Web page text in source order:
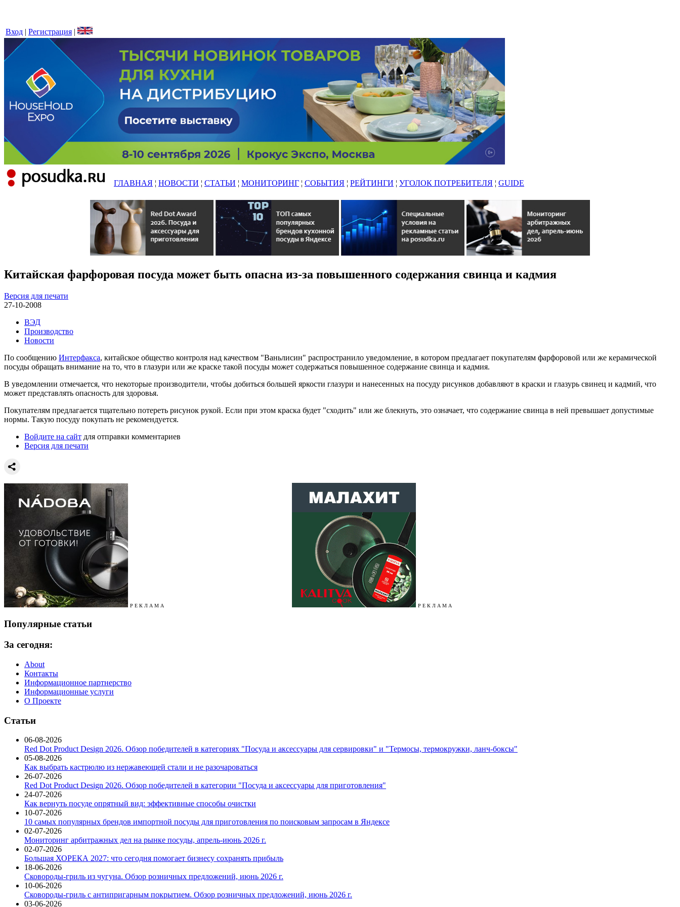
Вход | Регистрация |
ГЛАВНАЯ ¦ НОВОСТИ ¦ СТАТЬИ ¦ МОНИТОРИНГ ¦ СОБЫТИЯ ¦ РЕЙТИНГИ ¦ УГОЛОК ПОТРЕБИТЕЛЯ ¦ GUIDE
Китайская фарфоровая посуда может быть опасна из-за повышенного содержания свинца и кадмия
Версия для печати
27-10-2008
ВЭД
Производство
Новости
По сообщению Интерфакса, китайское общество контроля над качеством "Ваньлисин" распространило уведомление, в котором предлагает покупателям фарфоровой или же керамической
посуды обращать внимание на то, что в глазури или же краске такой посуды может содержаться повышенное содержание свинца и кадмия.
В уведомлении отмечается, что некоторые производители, чтобы добиться большей яркости глазури и нанесенных на посуду рисунков добавляют в краски и глазурь свинец и кадмий, что
может представлять опасность для здоровья.
Покупателям предлагается тщательно потереть рисунок рукой. Если при этом краска будет "сходить" или же блекнуть, это означает, что содержание свинца в ней превышает допустимые
нормы. Такую посуду покупать не рекомендуется.
Войдите на сайт для отправки комментариев
Версия для печати
Р Е К Л А М А Р Е К Л А М А
Популярные статьи
За сегодня:
About
Контакты
Информационное партнерство
Информационные услуги
О Проекте
Статьи
06-08-2026
Red Dot Product Design 2026. Обзор победителей в категориях "Посуда и аксессуары для сервировки" и "Термосы, термокружки, ланч-боксы"
05-08-2026
Как выбрать кастрюлю из нержавеющей стали и не разочароваться
26-07-2026
Red Dot Product Design 2026. Обзор победителей в категории "Посуда и аксессуары для приготовления"
24-07-2026
Как вернуть посуде опрятный вид: эффективные способы очистки
10-07-2026
10 самых популярных брендов импортной посуды для приготовления по поисковым запросам в Яндексе
02-07-2026
Мониторинг арбитражных дел на рынке посуды, апрель-июнь 2026 г.
02-07-2026
Большая ХОРЕКА 2027: что сегодня помогает бизнесу сохранять прибыль
18-06-2026
Сковороды-гриль из чугуна. Обзор розничных предложений, июнь 2026 г.
10-06-2026
Сковороды-гриль с антипригарным покрытием. Обзор розничных предложений, июнь 2026 г.
03-06-2026